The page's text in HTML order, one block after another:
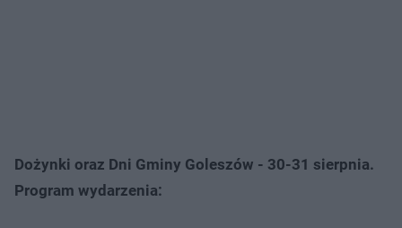
Dożynki oraz Dni Gminy Goleszów - 30-31 sierpnia.
Program wydarzenia: